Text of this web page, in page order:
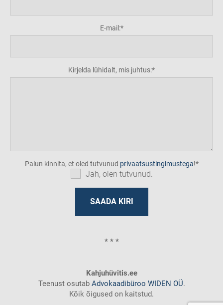
E-mail:
Kirjelda lühidalt, mis juhtus:
Palun kinnita, et oled tutvunud privaatsustingimustega!
Jah, olen tutvunud.
* * *
Kahjuhüvitis.ee
Teenust osutabAdvokaadibüroo WIDEN OÜ.
Kõik õigused on kaitstud.